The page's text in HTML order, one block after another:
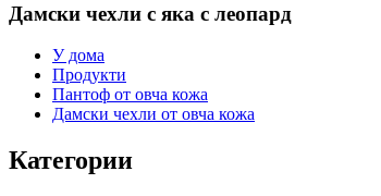
Дамски чехли с яка с леопард
У дома
Продукти
Пантоф от овча кожа
Дамски чехли от овча кожа
Категории